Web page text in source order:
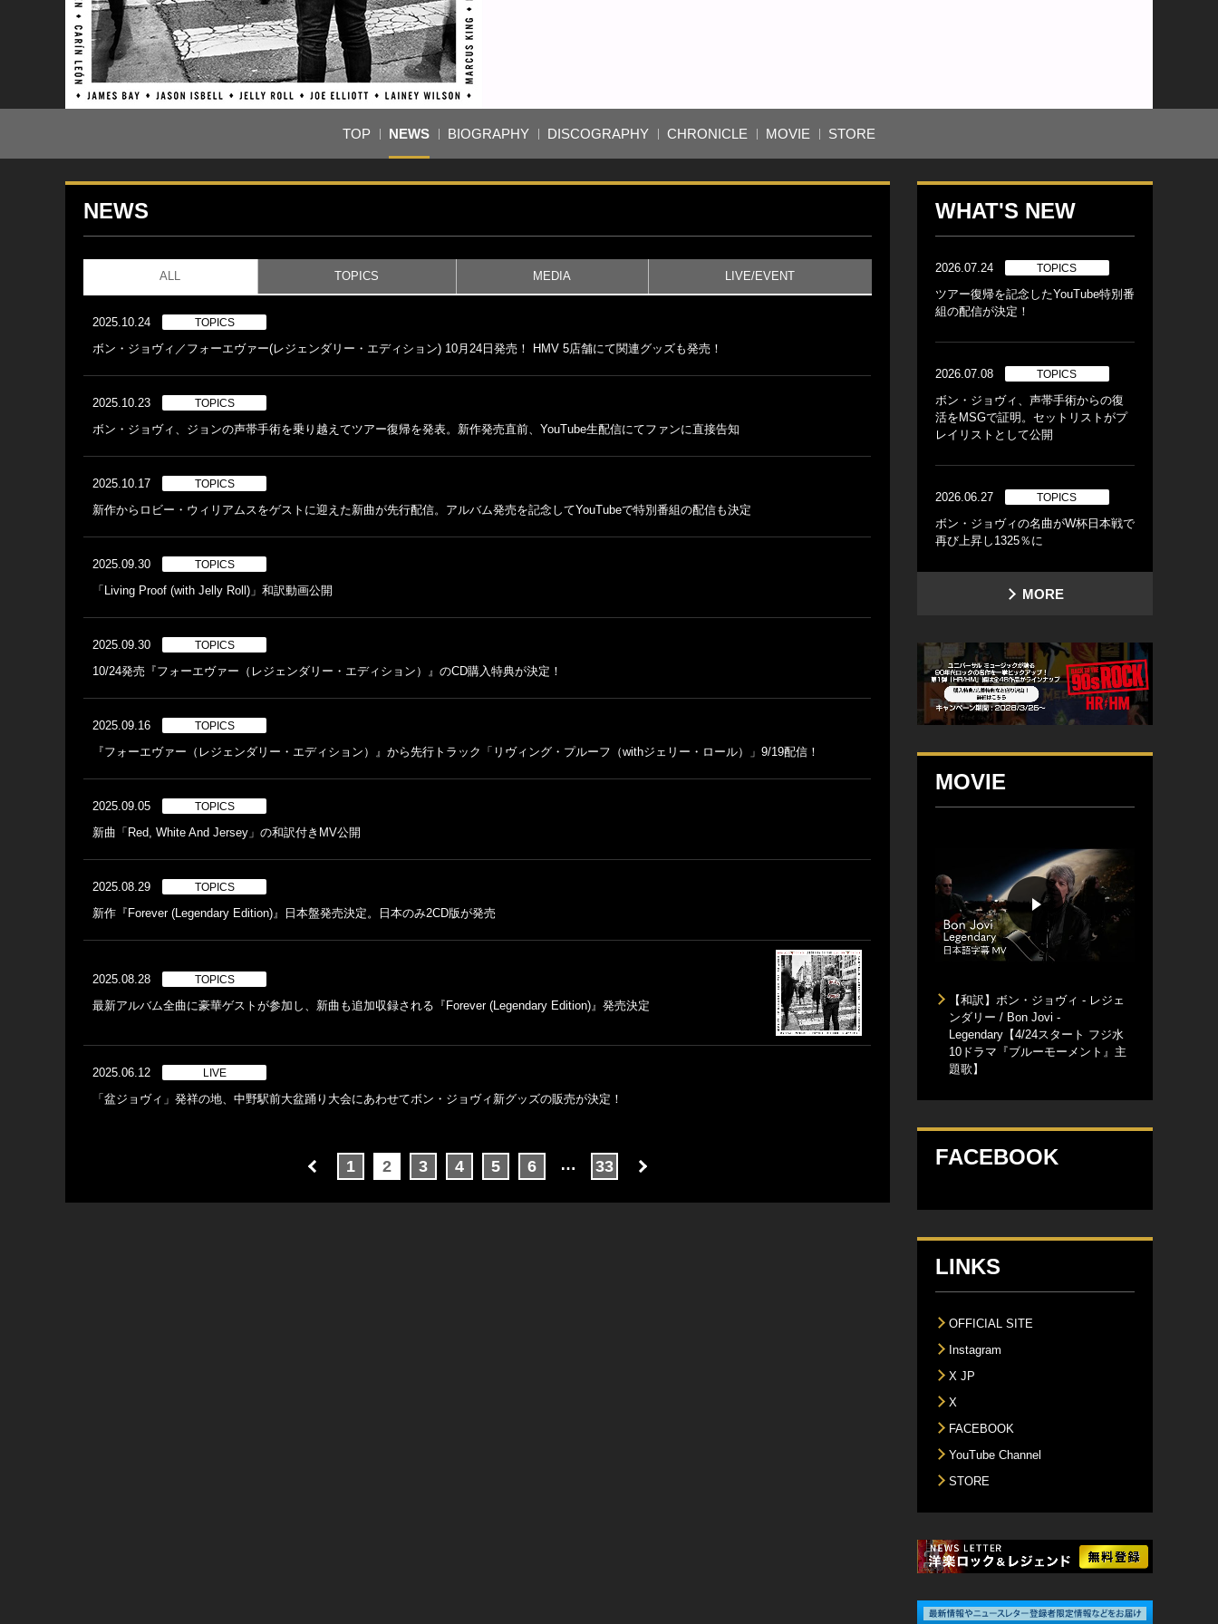
TOP NEWS BIOGRAPHY DISCOGRAPHY CHRONICLE MOVIE STORE
NEWS
ALL TOPICS MEDIA LIVE/EVENT
2025.10.24 TOPICS
ボン・ジョヴィ／フォーエヴァー(レジェンダリー・エディション) 10月24日発売！ HMV 5店舗にて関連グッズも発売！
2025.10.23 TOPICS
ボン・ジョヴィ、ジョンの声帯手術を乗り越えてツアー復帰を発表。新作発売直前、YouTube生配信にてファンに直接告知
2025.10.17 TOPICS
新作からロビー・ウィリアムスをゲストに迎えた新曲が先行配信。アルバム発売を記念してYouTubeで特別番組の配信も決定
2025.09.30 TOPICS
「Living Proof (with Jelly Roll)」和訳動画公開
2025.09.30 TOPICS
10/24発売『フォーエヴァー（レジェンダリー・エディション）』のCD購入特典が決定！
2025.09.16 TOPICS
『フォーエヴァー（レジェンダリー・エディション）』から先行トラック「リヴィング・プルーフ（withジェリー・ロール）」9/19配信！
2025.09.05 TOPICS
新曲「Red, White And Jersey」の和訳付きMV公開
2025.08.29 TOPICS
新作『Forever (Legendary Edition)』日本盤発売決定。日本のみ2CD版が発売
2025.08.28 TOPICS
最新アルバム全曲に豪華ゲストが参加し、新曲も追加収録される『Forever (Legendary Edition)』発売決定
2025.06.12 LIVE
「盆ジョヴィ」発祥の地、中野駅前大盆踊り大会にあわせてボン・ジョヴィ新グッズの販売が決定！
1 2 3 4 5 6 … 33
WHAT'S NEW
2026.07.24 TOPICS
ツアー復帰を記念したYouTube特別番
組の配信が決定！
2026.07.08 TOPICS
ボン・ジョヴィ、声帯手術からの復
活をMSGで証明。セットリストがプ
レイリストとして公開
2026.06.27 TOPICS
ボン・ジョヴィの名曲がW杯日本戦で
再び上昇し1325％に
MORE
MOVIE
【和訳】ボン・ジョヴィ - レジェ
ンダリー / Bon Jovi -
Legendary【4/24スタート フジ水
10ドラマ『ブルーモーメント』主
題歌】
FACEBOOK
LINKS
OFFICIAL SITE
Instagram
X JP
X
FACEBOOK
YouTube Channel
STORE